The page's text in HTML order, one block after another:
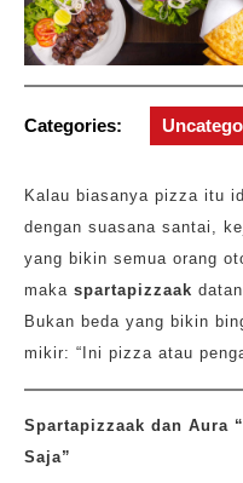
Categories:
Kalau biasanya pizza itu
dengan suasana santai,
yang bikin semua orang
maka spartapizzaak
Bukan beda yang bikin
mikir: “Ini pizza atau
Spartapizzaak dan Aura
Saja”